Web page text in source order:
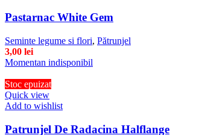
Pastarnac White Gem
Seminte legume si flori, Pătrunjel
3,00 lei
Momentan indisponibil
Stoc epuizat
Quick view
Add to wishlist
Patrunjel De Radacina Halflange